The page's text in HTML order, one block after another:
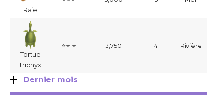
Raie
Tortue
trionyx
⭐⭐ ⭐ 3,750 4 Rivière
Dernier mois